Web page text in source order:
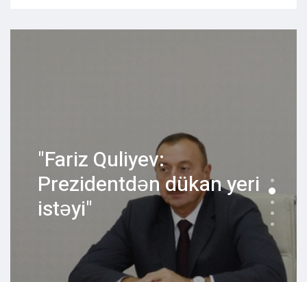
"Fariz Quliyev:
Prezidentdən dükan yeri
istəyi"